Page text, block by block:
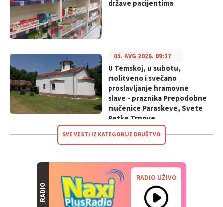
države pacijentima
U Temskoj, u subotu,
molitveno i svečano
proslavljanje hramovne
slave - praznika Prepodobne
mučenice Paraskeve, Svete
Petke Trnove
05. AVG 2026. 09:17
SVE VESTI IZ KATEGORIJE DRUŠTVO
RADIO
RADIO UŽIVO